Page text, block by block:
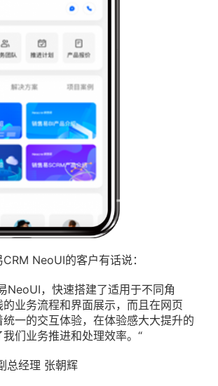
NeoUI的客户有话说：
NeoUI，快速搭建了适用于不同角
业务流程和界面展示，而且在网页
一的交互体验，在体验感大大提升的
们业务推进和处理效率。“
经理 张朝辉